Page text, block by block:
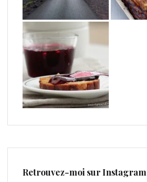
Retrouvez-moi sur Instagram